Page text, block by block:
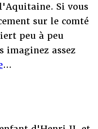
Si vous
sur le comté
peu à peu
imaginez assez
...